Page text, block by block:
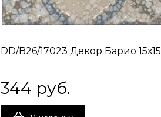
DD/B26/17023 Декор Барио 15х15
344 руб.